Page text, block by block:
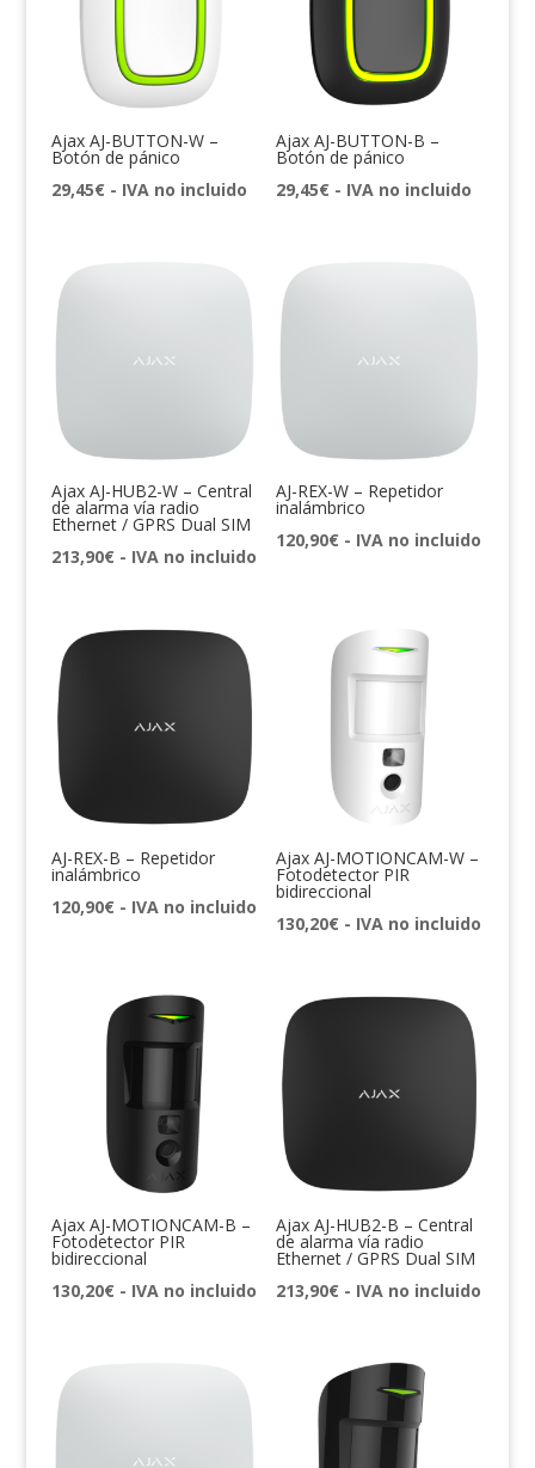
Ajax AJ-BUTTON-W –
Botón de pánico
29,45€ - IVA no incluido
Ajax AJ-BUTTON-B –
Botón de pánico
29,45€ - IVA no incluido
Ajax AJ-HUB2-W – Central
de alarma vía radio
Ethernet / GPRS Dual SIM
213,90€ - IVA no incluido
AJ-REX-W – Repetidor
inalámbrico
120,90€ - IVA no incluido
AJ-REX-B – Repetidor
inalámbrico
120,90€ - IVA no incluido
Ajax AJ-MOTIONCAM-W –
Fotodetector PIR
bidireccional
130,20€ - IVA no incluido
Ajax AJ-MOTIONCAM-B –
Fotodetector PIR
bidireccional
130,20€ - IVA no incluido
Ajax AJ-HUB2-B – Central
de alarma vía radio
Ethernet / GPRS Dual SIM
213,90€ - IVA no incluido